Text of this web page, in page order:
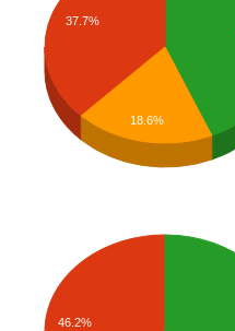
37.7%
18.6%
46.2%